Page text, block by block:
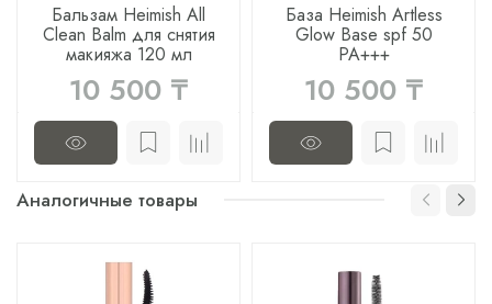
Бальзам Heimish All
Clean Balm для снятия
макияжа 120 мл
10 500 ₸
База Heimish Artless
Glow Base spf 50
PA+++
10 500 ₸
Аналогичные товары